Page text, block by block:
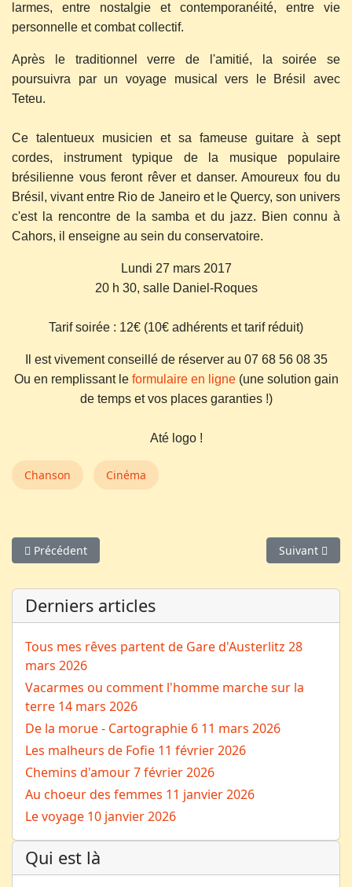
larmes, entre nostalgie et contemporanéité, entre vie
personnelle et combat collectif.
Après le traditionnel verre de l'amitié, la soirée se
poursuivra par un voyage musical vers le Brésil avec
Teteu.
Ce talentueux musicien et sa fameuse guitare à sept
cordes, instrument typique de la musique populaire
brésilienne vous feront rêver et danser. Amoureux fou du
Brésil, vivant entre Rio de Janeiro et le Quercy, son univers
c'est la rencontre de la samba et du jazz. Bien connu à
Cahors, il enseigne au sein du conservatoire.
Lundi 27 mars 2017
20 h 30, salle Daniel-Roques
Tarif soirée : 12€ (10€ adhérents et tarif réduit)
Il est vivement conseillé de réserver au 07 68 56 08 35
Ou en remplissant le formulaire en ligne(une solution gain
de temps et vos places garanties !)
Até logo !
Chanson Cinéma
Article précédent : 7ème édition de la Soirée festive
Précédent Article
Suivant
Derniers articles
Tous mes rêves partent de Gare d'Austerlitz 28
mars 2026
Vacarmes ou comment l'homme marche sur la
terre 14 mars 2026
De la morue - Cartographie 6 11 mars 2026
Les malheurs de Fofie 11 février 2026
Chemins d'amour7 février 2026
Au choeur des femmes 11 janvier 2026
Le voyage 10 janvier 2026
Qui est là